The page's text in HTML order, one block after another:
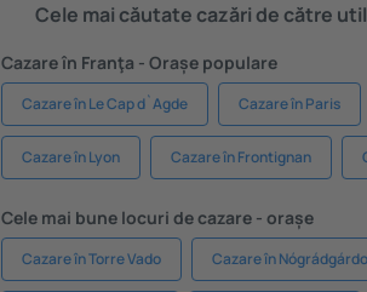
Cele mai căutate cazări de către
Cazare în Franţa - Orașe populare
Cazare în Le Cap d`Agde Cazare în Paris
Cazare în Lyon Cazare în Frontignan
Cele mai bune locuri de cazare - orașe
Cazare în Torre Vado Cazare în